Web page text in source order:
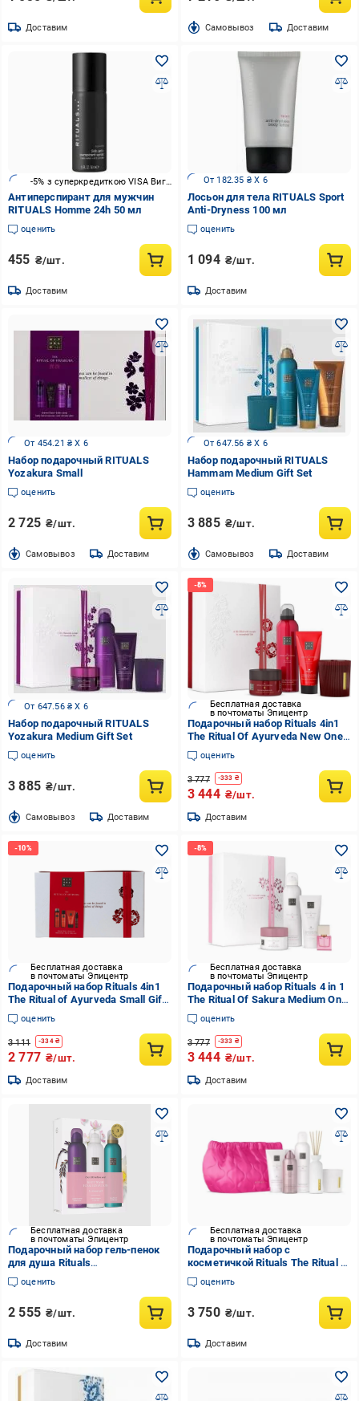
Доставим Cамовывоз Доставим
-5% з суперкредиткою VISA Вигода
Антиперспирант для мужчин
RITUALS Homme 24h 50 мл
оценить
455 ₴/шт.
Доставим
От 182.35 ₴ X 6
Лосьон для тела RITUALS Sport
Anti-Dryness 100 мл
оценить
1 094 ₴/шт.
Доставим
От 454.21 ₴ X 6
Набор подарочный RITUALS
Yozakura Small
оценить
2 725 ₴/шт.
Cамовывоз Доставим
От 647.56 ₴ X 6
Набор подарочный RITUALS
Hammam Medium Gift Set
оценить
3 885 ₴/шт.
Cамовывоз Доставим
От 647.56 ₴ X 6
Набор подарочный RITUALS
Yozakura Medium Gift Set
оценить
3 885 ₴/шт.
Cамовывоз Доставим
Бесплатная доставка
в почтоматы Эпицентр
Подарочный набор Rituals 4in1
The Ritual Of Ayurveda New One
size (35118055)
оценить
3 777 -333 ₴
3 444 ₴/шт.
Доставим
Бесплатная доставка
в почтоматы Эпицентр
Подарочный набор Rituals 4in1
The Ritual of Ayurveda Small Gift
Set One size (35118071)
оценить
3 111 -334₴
2 777 ₴/шт.
Доставим
Бесплатная доставка
в почтоматы Эпицентр
Подарочный набор Rituals 4 in 1
The Ritual Of Sakura Medium One
size (35118069)
оценить
3 777 -333 ₴
3 444 ₴/шт.
Доставим
Бесплатная доставка
в почтоматы Эпицентр
Подарочный набор гель-пенок
для душа Rituals
Yozakura/Sakura/Karma One size
(196078)
оценить
2 555 ₴/шт.
Доставим
Бесплатная доставка
в почтоматы Эпицентр
Подарочный набор с
косметичкой Rituals The Ritual of
Sakura Large Gift Set (203349)
оценить
3 750 ₴/шт.
Доставим